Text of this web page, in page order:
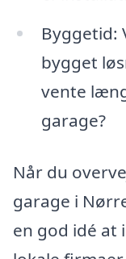
Byggetid:
bygget
vente
garage?
Når du
garage i
en god idé at